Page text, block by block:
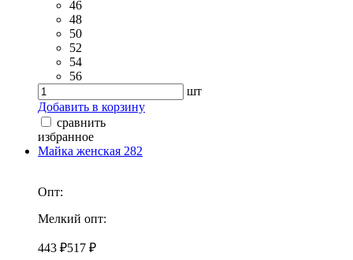
46
48
50
52
54
56
шт
Добавить в корзину
сравнить
избранное
Майка женская 282
Опт:
Мелкий опт:
443 ₽517 ₽